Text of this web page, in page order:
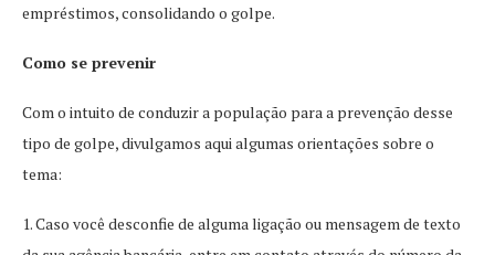
empréstimos, consolidando o golpe.
Como se prevenir
​Com o intuito de conduzir a população para a prevenção desse
tipo de golpe, divulgamos aqui algumas orientações sobre o
tema:
1. Caso você desconfie de alguma ligação ou mensagem de texto